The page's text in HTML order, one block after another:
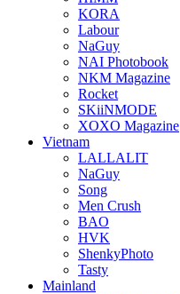
KORA
Labour
NaGuy
NAI Photobook
NKM Magazine
Rocket
SKiiNMODE
XOXO Magazine
Vietnam
LALLALIT
NaGuy
Song
Men Crush
BAO
HVK
ShenkyPhoto
Tasty
Mainland